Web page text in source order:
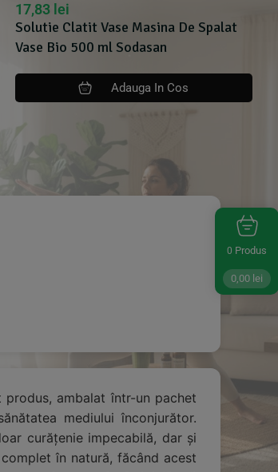
Solutie Clatit Vase Masina De Spalat
Vase Bio 500 ml Sodasan
17,83 lei
Adauga In Cos
ambalat într-un pachet
mediului înconjurător.
curățenie impecabilă, dar și
în natură, făcând acest
0 Produs
0,00 lei